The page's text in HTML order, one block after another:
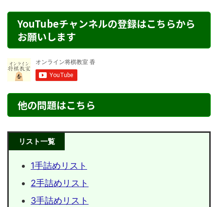
YouTubeチャンネルの登録はこちらから
お願いします
他の問題はこちら
リスト一覧
1手詰めリスト
2手詰めリスト
3手詰めリスト